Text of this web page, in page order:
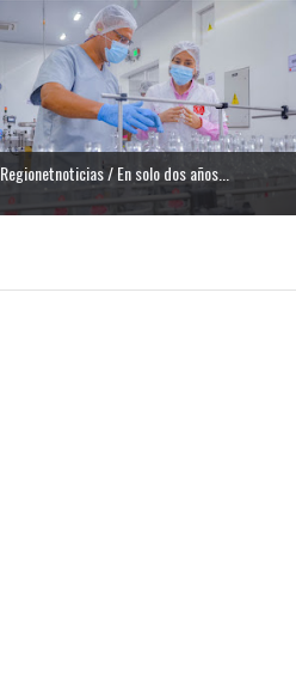
Regionetnoticias / En solo dos años...